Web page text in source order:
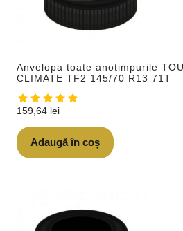
Anvelopa toate anotimpurile
CLIMATE TF2 145/70 R13 71T
159,64 lei
Adaugă în coș